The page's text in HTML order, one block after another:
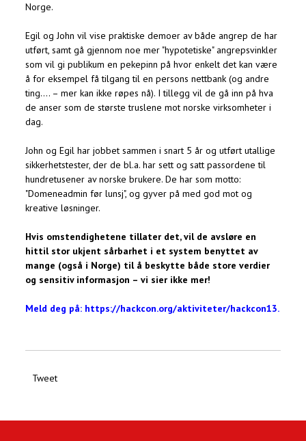
Norge.
Egil og John vil vise praktiske demoer av både angrep de har
utført, samt gå gjennom noe mer "hypotetiske" angrepsvinkler
som vil gi publikum en pekepinn på hvor enkelt det kan være
å for eksempel få tilgang til en persons nettbank (og andre
ting…. – mer kan ikke røpes nå). I tillegg vil de gå inn på hva
de anser som de største truslene mot norske virksomheter i
dag.
John og Egil har jobbet sammen i snart 5 år og utført utallige
sikkerhetstester, der de bl.a. har sett og satt passordene til
hundretusener av norske brukere. De har som motto:
"Domeneadmin før lunsj", og gyver på med god mot og
kreative løsninger.
Hvis omstendighetene tillater det, vil de avsløre en
hittil stor ukjent sårbarhet i et system benyttet av
mange (også i Norge) til å beskytte både store verdier
og sensitiv informasjon – vi sier ikke mer!
Meld deg på: https://hackcon.org/aktiviteter/hackcon13.
Tweet